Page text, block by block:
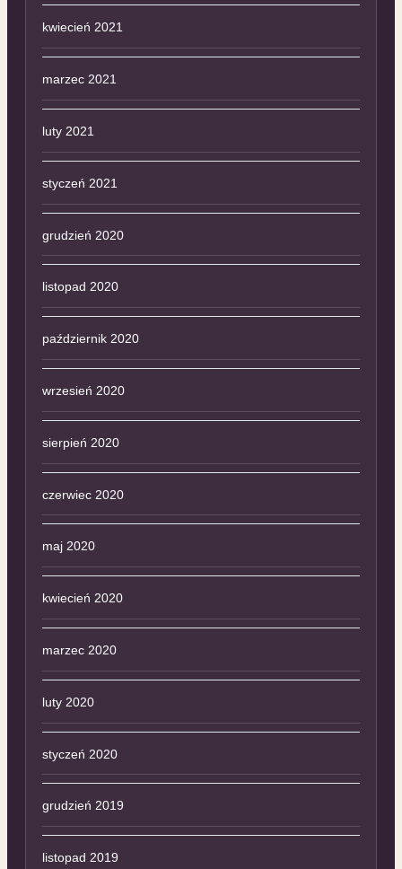
kwiecień 2021
marzec 2021
luty 2021
styczeń 2021
grudzień 2020
listopad 2020
październik 2020
wrzesień 2020
sierpień 2020
czerwiec 2020
maj 2020
kwiecień 2020
marzec 2020
luty 2020
styczeń 2020
grudzień 2019
listopad 2019